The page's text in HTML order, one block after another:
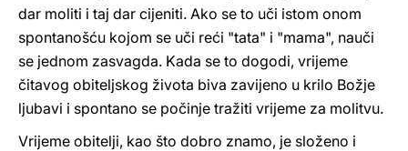
dar moliti i taj dar cijeniti. Ako se to uči istom onom
spontanošću kojom se uči reći "tata" i "mama", nauči
se jednom zasvagda. Kada se to dogodi, vrijeme
čitavog obiteljskog života biva zavijeno u krilo Božje
ljubavi i spontano se počinje tražiti vrijeme za molitvu.
Vrijeme obitelji, kao što dobro znamo, je složeno i